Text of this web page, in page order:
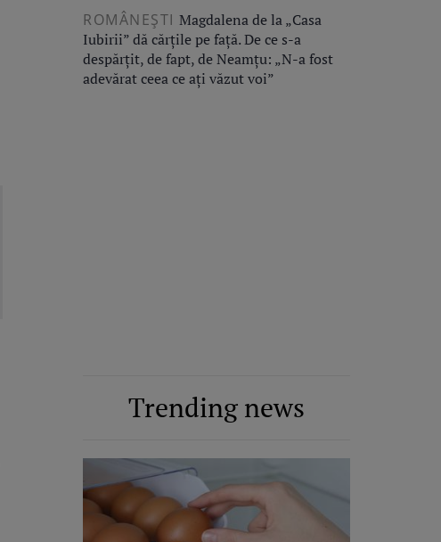
ROMÂNEŞTI Magdalena de la „Casa
Iubirii” dă cărțile pe față. De ce s-a
despărțit, de fapt, de Neamțu: „N-a fost
adevărat ceea ce ați văzut voi”
Trending news